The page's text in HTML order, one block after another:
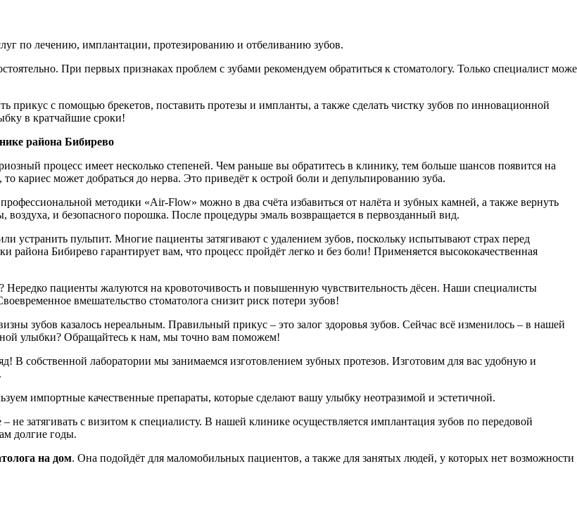
по лечению, имплантации, протезированию и отбеливанию зубов.
При первых признаках проблем с зубами рекомендуем обратиться к стоматологу. Только специалист
с помощью брекетов, поставить протезы и импланты, а также сделать чистку зубов по инновационной
в кратчайшие сроки!
района Бибирево
процесс имеет несколько степеней. Чем раньше вы обратитесь в клинику, тем больше шансов появится на
кариес может добраться до нерва. Это приведёт к острой боли и депульпированию зуба.
методики «Air-Flow» можно в два счёта избавиться от налёта и зубных камней, а также вернуть
воздуха, и безопасного порошка. После процедуры эмаль возвращается в первозданный вид.
устранить пульпит. Многие пациенты затягивают с удалением зубов, поскольку испытывают страх перед
Бибирево гарантирует вам, что процесс пройдёт легко и без боли! Применяется высококачественная
пациенты жалуются на кровоточивость и повышенную чувствительность дёсен. Наши специалисты
вмешательство стоматолога снизит риск потери зубов!
зубов казалось нереальным. Правильный прикус – это залог здоровья зубов. Сейчас всё изменилось – в нашей
улыбки? Обращайтесь к нам, мы точно вам поможем!
В собственной лаборатории мы занимаемся изготовлением зубных протезов. Изготовим для вас удобную и
импортные качественные препараты, которые сделают вашу улыбку неотразимой и эстетичной.
не затягивать с визитом к специалисту. В нашей клинике осуществляется имплантация зубов по передовой
долгие годы.
на дом. Она подойдёт для маломобильных пациентов, а также для занятых людей, у которых нет возможности